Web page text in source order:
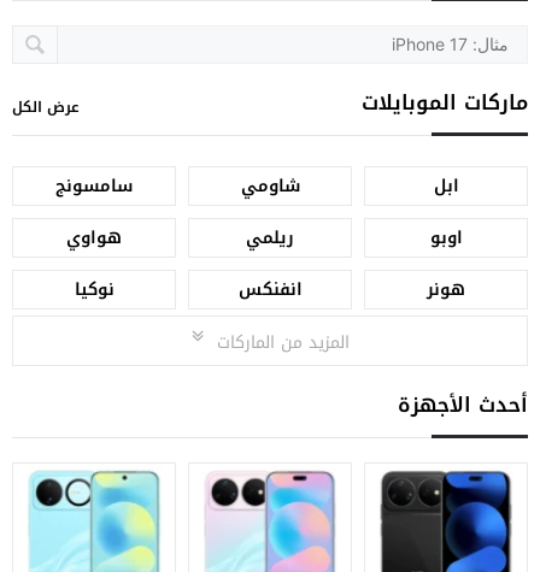
ماركات الموبايلات عرض الكل
ابل شاومي
سامسونج
اوبو
ريلمي
هواوي
هونر
انفنكس
نوكيا
المزيد من الماركات
أحدث الأجهزة